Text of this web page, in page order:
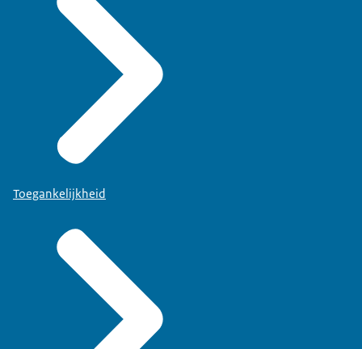
Toegankelijkheid